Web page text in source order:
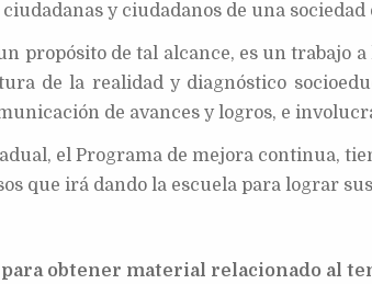
y ciudadanos de una
propósito de tal alcance, es un trabajo
de la realidad y diagnóstico
de avances y logros, e
el Programa de mejora continua,
que irá dando la escuela para lograr
obtener material relacionado al